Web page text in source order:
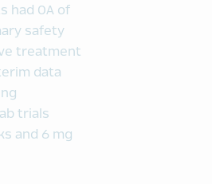
had OA of
safety
treatment
data
trials
and 6 mg